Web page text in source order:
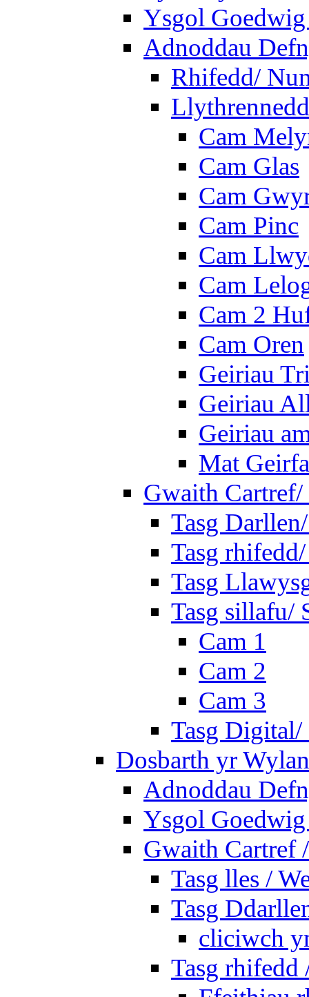
Ysgol
Adnoddau
Rhifedd/
Cam
Cam Glas
Cam
Cam Pinc
Cam
Cam
Cam 2
Cam Oren
Geiriau
Geiriau
Geiriau
Mat
Gwaith
Tasg
Tasg
Tasg
Tasg sillafu/
Cam 1
Cam 2
Cam 3
Tasg
Dosbarth yr
Adnoddau
Ysgol
Gwaith Cartref
Tasg lles /
Tasg
cliciwch
Tasg rhifedd